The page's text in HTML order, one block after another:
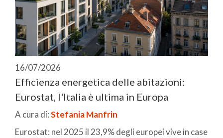
16/07/2026
Efficienza energetica delle abitazioni:
Eurostat, l'Italia è ultima in Europa
A cura di:Stefania Manfrin
Eurostat: nel 2025 il 23,9% degli europei vive in case